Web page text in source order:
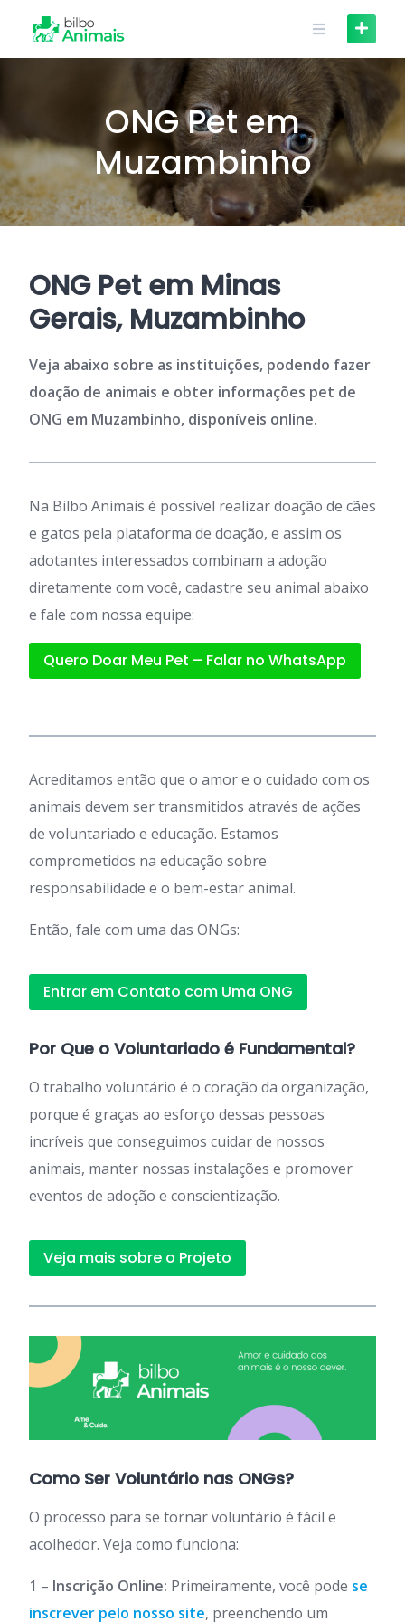
content
ONG Pet em
Muzambinho
ONG Pet em Minas
Gerais, Muzambinho
Veja abaixo sobre as instituições, podendo fazer
doação de animais e obter informações pet de
ONG em Muzambinho, disponíveis online.
Na Bilbo Animais é possível realizar doação de cães
e gatos pela plataforma de doação, e assim os
adotantes interessados combinam a adoção
diretamente com você, cadastre seu animal abaixo
e fale com nossa equipe:
Quero Doar Meu Pet – Falar no WhatsApp
Acreditamos então que o amor e o cuidado com os
animais devem ser transmitidos através de ações
de voluntariado e educação. Estamos
comprometidos na educação sobre
responsabilidade e o bem-estar animal.
Então, fale com uma das ONGs:
Entrar em Contato com Uma ONG
Por Que o Voluntariado é Fundamental?
O trabalho voluntário é o coração da organização,
porque é graças ao esforço dessas pessoas
incríveis que conseguimos cuidar de nossos
animais, manter nossas instalações e promover
eventos de adoção e conscientização.
Veja mais sobre o Projeto
Como Ser Voluntário nas ONGs?
O processo para se tornar voluntário é fácil e
acolhedor. Veja como funciona:
1 – Inscrição Online: Primeiramente, você pode se
inscrever pelo nosso site, preenchendo um